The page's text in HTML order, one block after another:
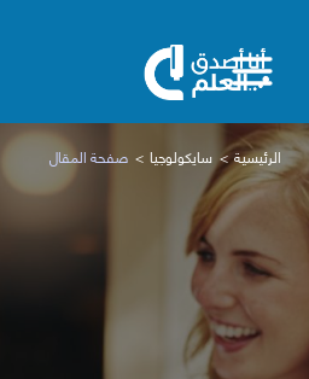
الرئيسية سايكولوجيا صفحة المقال